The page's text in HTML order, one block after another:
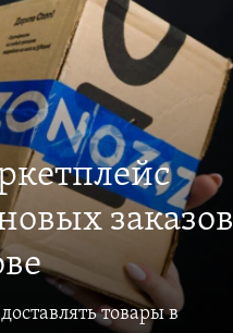
заказов
товары в